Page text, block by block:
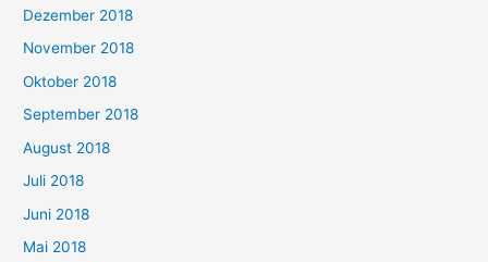
Dezember 2018
November 2018
Oktober 2018
September 2018
August 2018
Juli 2018
Juni 2018
Mai 2018